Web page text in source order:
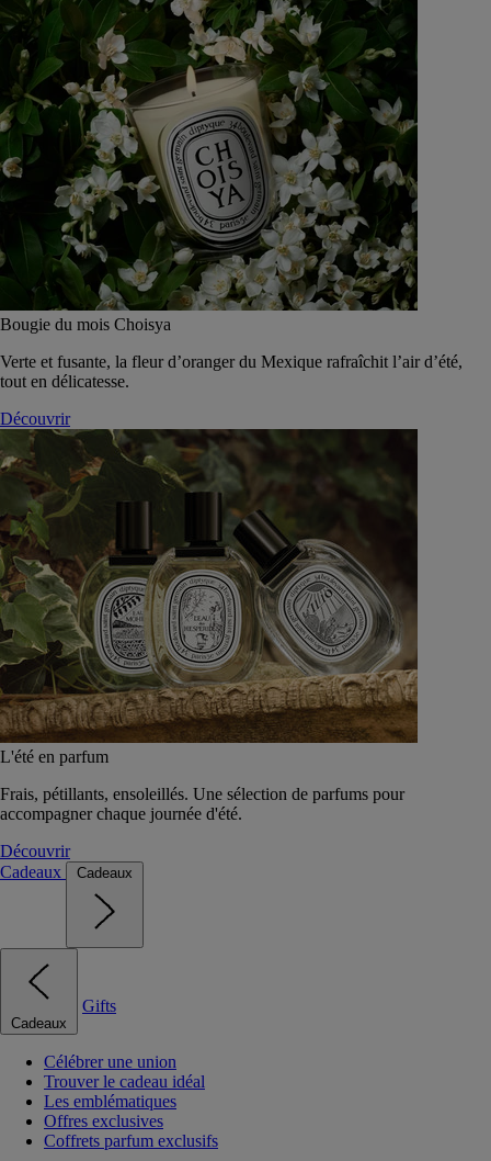
Bougie du mois Choisya
Verte et fusante, la fleur d’oranger du Mexique rafraîchit l’air d’été,
tout en délicatesse.
Découvrir
L'été en parfum
Frais, pétillants, ensoleillés. Une sélection de parfums pour
accompagner chaque journée d'été.
Découvrir
Cadeaux
Cadeaux
Cadeaux
Gifts
Célébrer une union
Trouver le cadeau idéal
Les emblématiques
Offres exclusives
Coffrets parfum exclusifs